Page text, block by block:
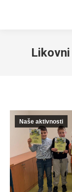
Likovni
Naše aktivnosti